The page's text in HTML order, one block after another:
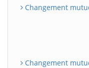
Changement
Changement